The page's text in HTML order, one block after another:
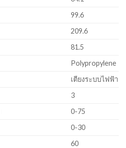
99.6
209.6
81.5
Polypropylene
เตียงระบบไฟฟ้า
3
0-75
0-30
60